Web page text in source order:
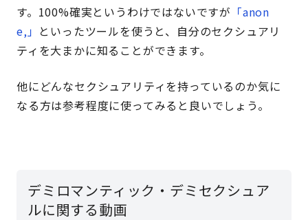
す。100%確実というわけではないですが 「anon
e,」 といったツールを使うと、自分のセクシュアリ
ティを大まかに知ることができます。
他にどんなセクシュアリティを持っているのか気に
なる方は参考程度に使ってみると良いでしょう。
デミロマンティック・デミセクシュア
ルに関する動画